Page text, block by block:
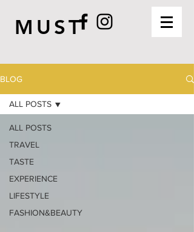
MUST
BLOG
ALL POSTS
TRAVEL
TASTE
EXPERIENCE
LIFESTYLE
FASHION&BEAUTY
ALL POSTS